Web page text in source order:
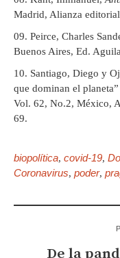
Madrid, Alianza
Peirce, Charles
Buenos Aires, Ed.
Santiago, Diego y
que dominan el
Vol. 62, No.2, México,
69.
biopolítica, covid-19,
Coronavirus, poder,
De la